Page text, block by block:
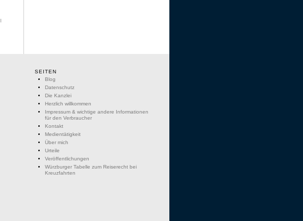
SEITEN
Blog
Datenschutz
Die Kanzlei
Herzlich willkommen
Impressum & wichtige andere Informationen
für den Verbraucher
Kontakt
Medientätigkeit
Über mich
Urteile
Veröffentlichungen
Würzburger Tabelle zum Reiserecht bei
Kreuzfahrten